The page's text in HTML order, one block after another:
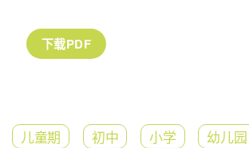
儿童期 初中 小学 幼儿园